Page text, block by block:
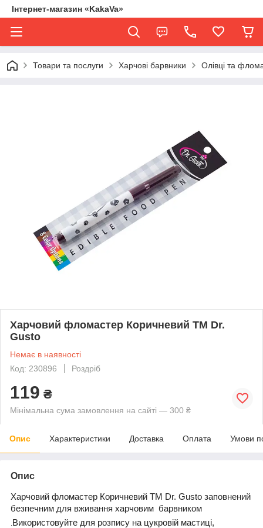
Інтернет-магазин «KakaVa»
Товари та послуги Харчові барвники Олівці та
Харчовий фломастер Коричневий ТМ Dr.
Gusto
Немає в наявності
Код: 230896
Роздріб
119 ₴
Мінімальна сума замовлення на сайті — 300 ₴
Опис Характеристики Доставка Оплата Умови
Опис
Харчовий фломастер Коричневий ТМ Dr. Gusto заповнений
безпечним для вживання харчовим барвником
Використовуйте для розпису на цукровій мастиці,